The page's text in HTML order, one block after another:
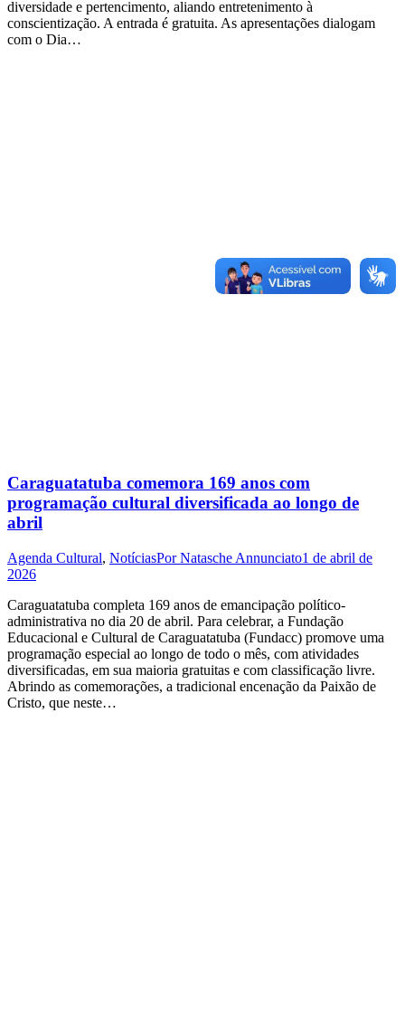
diversidade e pertencimento, aliando entretenimento à
conscientização. A entrada é gratuita. As apresentações dialogam
com o Dia…
Caraguatatuba comemora 169 anos com
programação cultural diversificada ao longo de
abril
Agenda Cultural, NotíciasPorNatasche Annunciato1 de abril de
2026
Caraguatatuba completa 169 anos de emancipação político-
administrativa no dia 20 de abril. Para celebrar, a Fundação
Educacional e Cultural de Caraguatatuba (Fundacc) promove uma
programação especial ao longo de todo o mês, com atividades
diversificadas, em sua maioria gratuitas e com classificação livre.
Abrindo as comemorações, a tradicional encenação da Paixão de
Cristo, que neste…